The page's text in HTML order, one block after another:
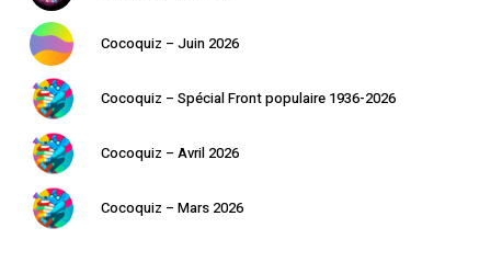
Cocoquiz – Juin 2026
Cocoquiz – Spécial Front populaire 1936-2026
Cocoquiz – Avril 2026
Cocoquiz – Mars 2026